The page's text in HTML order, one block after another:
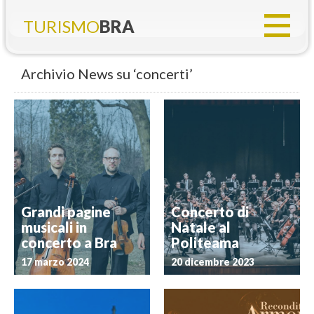
TURISMOBRA
Archivio News su ‘concerti’
Grandi pagine
musicali in
concerto a Bra
17 marzo 2024
Concerto di
Natale al
Politeama
20 dicembre 2023